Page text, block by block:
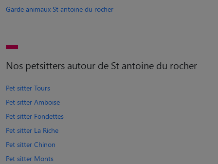
Garde animaux St antoine du rocher
Nos petsitters autour de St antoine du rocher
Pet sitter Tours
Pet sitter Amboise
Pet sitter Fondettes
Pet sitter La Riche
Pet sitter Chinon
Pet sitter Monts